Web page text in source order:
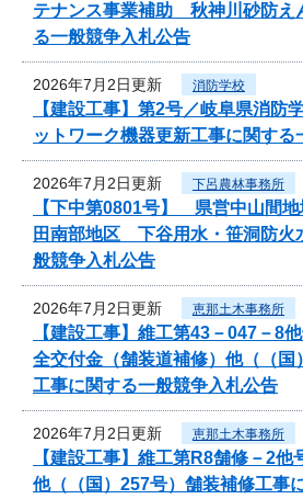
テナンス事業補助 秋神川砂防え
る一般競争入札公告
2026年7月2日更新 消防学校
【建設工事】第2号／岐阜県消
ットワーク機器更新工事に関する
2026年7月2日更新 下呂農林事務所
【下中第0801号】 県営中山間
田南部地区 下谷用水・笹洞防火
般競争入札公告
2026年7月2日更新 恵那土木事務所
【建設工事】維工第43－047－8
全交付金（舗装道補修）他（（国
工事に関する一般競争入札公告
2026年7月2日更新 恵那土木事務所
【建設工事】維工第R8舗修－2
他（（国）257号）舗装補修工事